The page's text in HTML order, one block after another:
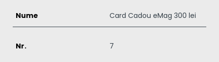
Card Cadou eMag 300 lei
7